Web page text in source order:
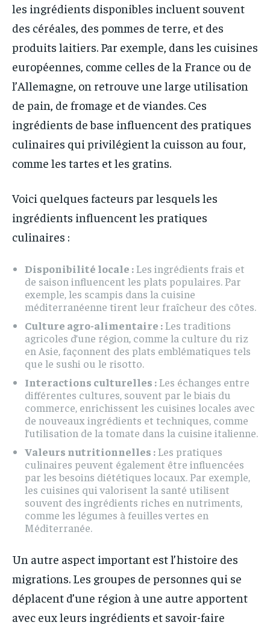
les ingrédients disponibles incluent souvent
des céréales, des pommes de terre, et des
produits laitiers. Par exemple, dans les cuisines
européennes, comme celles de la France ou de
l’Allemagne, on retrouve une large utilisation
de pain, de fromage et de viandes. Ces
ingrédients de base influencent des pratiques
culinaires qui privilégient la cuisson au four,
comme les tartes et les gratins.
Voici quelques facteurs par lesquels les
ingrédients influencent les pratiques
culinaires :
Disponibilité locale :Les ingrédients frais et
de saison influencent les plats populaires. Par
exemple, les scampis dans la cuisine
méditerranéenne tirent leur fraîcheur des côtes.
Culture agro-alimentaire :Les traditions
agricoles d’une région, comme la culture du riz
en Asie, façonnent des plats emblématiques tels
que le sushi ou le risotto.
Interactions culturelles :Les échanges entre
différentes cultures, souvent par le biais du
commerce, enrichissent les cuisines locales avec
de nouveaux ingrédients et techniques, comme
l’utilisation de la tomate dans la cuisine italienne.
Valeurs nutritionnelles :Les pratiques
culinaires peuvent également être influencées
par les besoins diététiques locaux. Par exemple,
les cuisines qui valorisent la santé utilisent
souvent des ingrédients riches en nutriments,
comme les légumes à feuilles vertes en
Méditerranée.
Un autre aspect important est l’histoire des
migrations. Les groupes de personnes qui se
déplacent d’une région à une autre apportent
avec eux leurs ingrédients et savoir-faire